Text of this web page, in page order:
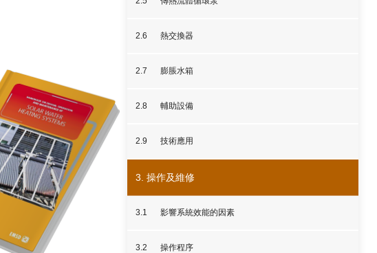
2.6 熱交換器
2.7 膨脹水箱
2.8 輔助設備
2.9 技術應用
3. 操作及維修
3.1 影響系統效能的因素
3.2 操作程序